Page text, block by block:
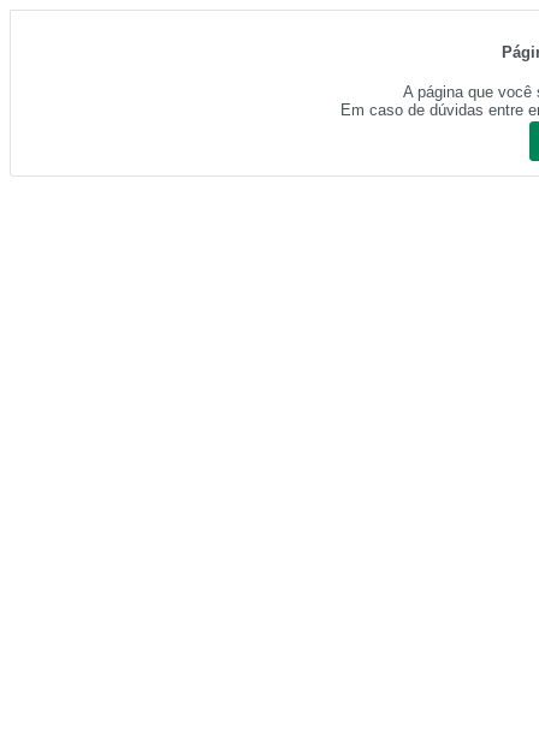
A página que você
Em caso de dúvidas entre